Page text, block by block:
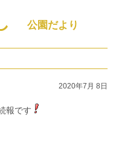
公園だより
2020年7月 8日
報です